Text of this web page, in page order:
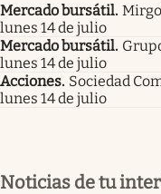
Mercado bursátil.
lunes 14 de julio
Mercado bursátil.
lunes 14 de julio
Acciones. Sociedad
lunes 14 de julio
Noticias de tu